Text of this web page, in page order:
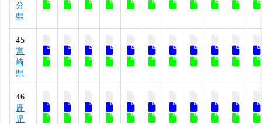
分
県
45
宮
崎
県
46
鹿
児